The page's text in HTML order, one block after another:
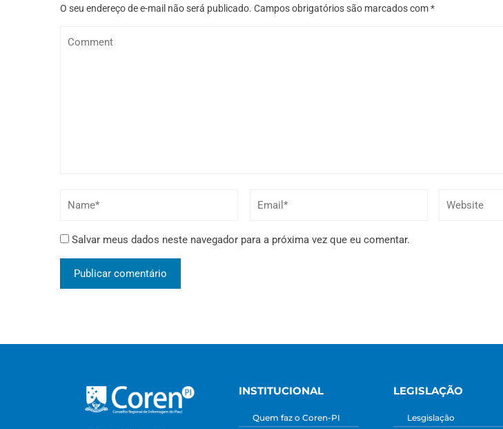
O seu endereço de e-mail não será publicado. Campos obrigatórios são marcados com*
Salvar meus dados neste navegador para a próxima vez que eu comentar.
INSTITUCIONAL
Quem faz o Coren-PI
LEGISLAÇÃO
Lesgislação